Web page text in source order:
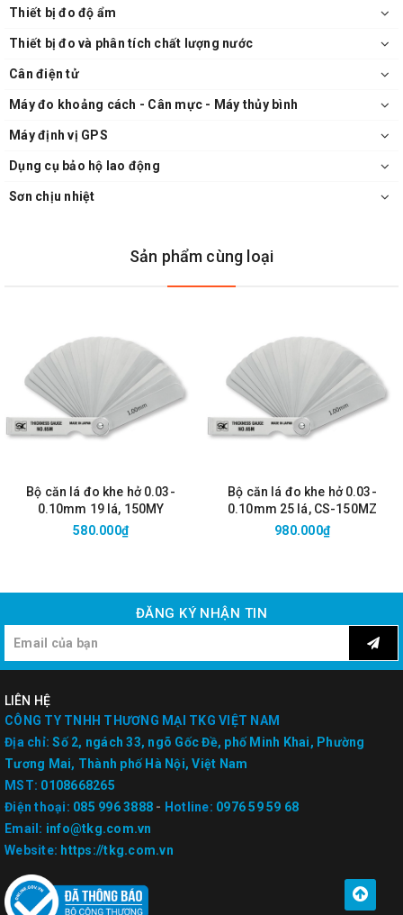
Thiết bị đo độ ẩm
Thiết bị đo và phân tích chất lượng nước
Cân điện tử
Máy đo khoảng cách - Cân mực - Máy thủy bình
Máy định vị GPS
Dụng cụ bảo hộ lao động
Sơn chịu nhiệt
Sản phẩm cùng loại
Bộ căn lá đo khe hở 0.03-
0.10mm 19 lá, 150MY
580.000₫
Bộ căn lá đo khe hở 0.03-
0.10mm 25 lá, CS-150MZ
980.000₫
ĐĂNG KÝ NHẬN TIN
LIÊN HỆ
CÔNG TY TNHH THƯƠNG MẠI TKG VIỆT NAM
Địa chỉ: Số 2, ngách 33, ngõ Gốc Đề, phố Minh Khai, Phường
Tương Mai, Thành phố Hà Nội, Việt Nam
MST: 0108668265
Điện thoại: 085 996 3888 - Hotline: 0976 59 59 68
Email: info@tkg.com.vn
Website: https://tkg.com.vn